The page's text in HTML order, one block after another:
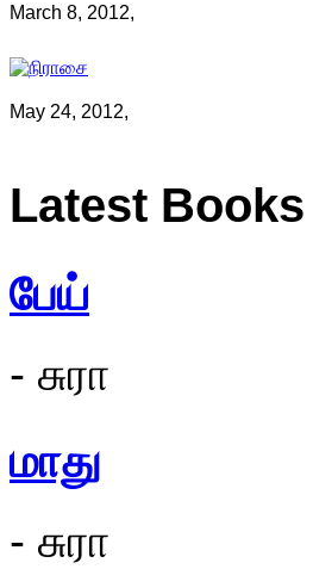
March 8, 2012,
May 24, 2012,
Latest Books
பேய்
- சுரா
மாது
- சுரா